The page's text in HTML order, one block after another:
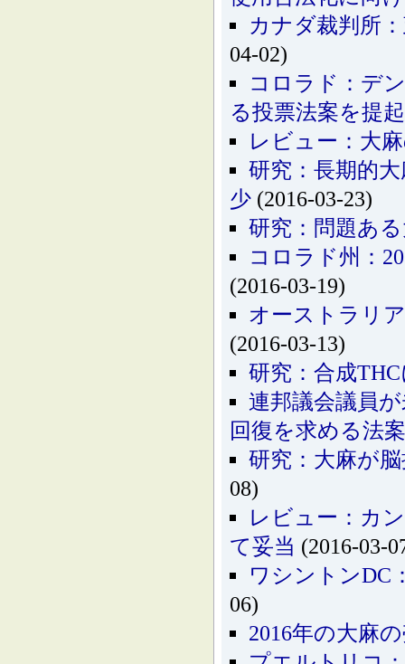
カナダ裁判所
04-02)
コロラド：デ
る投票法案を提起
レビュー：大
研究：長期的
少 (2016-03-23)
研究：問題あ
コロラド州：
(2016-03-19)
オーストラリ
(2016-03-13)
研究：合成
連邦議会議員
回復を求める法
研究：大麻が
08)
レビュー：カ
て妥当 (2016-03-
ワシントンDC
06)
2016年の大麻